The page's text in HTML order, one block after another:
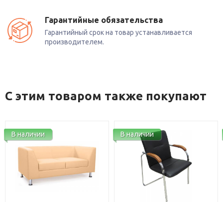
Гарантийные обязательства
Гарантийный срок на товар устанавливается
производителем.
С этим товаром также покупают
В наличии В наличии